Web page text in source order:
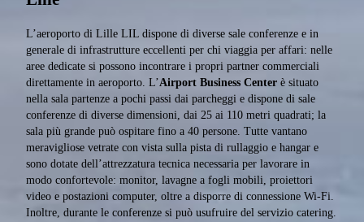
L’aeroporto di Lille LIL dispone di diverse sale conferenze e in
generale di infrastrutture eccellenti per chi viaggia per affari: nelle
aree dedicate si possono incontrare i propri partner commerciali
direttamente in aeroporto. L’Airport Business Center è situato
nella sala partenze a pochi passi dai parcheggi e dispone di sale
conferenze di diverse dimensioni, dai 25 ai 110 metri quadrati; la
sala più grande può ospitare fino a 40 persone. Tutte vantano
meravigliose vetrate con vista sulla pista di rullaggio e hangar e
sono dotate dell’attrezzatura tecnica necessaria per lavorare in
modo confortevole: monitor, lavagne a fogli mobili, proiettori
video e postazioni computer, oltre a disporre di connessione Wi-Fi.
Inoltre, durante le conferenze si può usufruire del servizio catering.